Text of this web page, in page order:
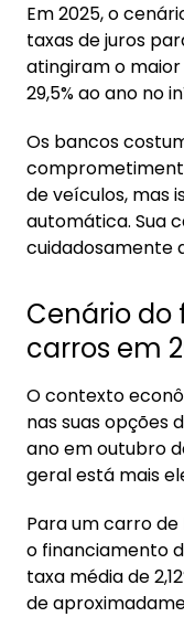
7.5.
Em 2025, o
taxas de juros
atingiram o
29,5% ao ano no
Os bancos
de veículos, mas
automática. Sua
cuidadosamente
Cenário
carros em
O contexto
nas suas opções
ano em outubro
geral está mais
Para um carro de
o financiamento
taxa média de
de